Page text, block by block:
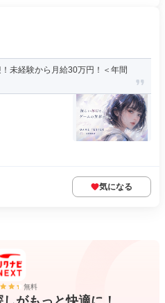
未経験から月給30万円！＜年間
気になる
無料